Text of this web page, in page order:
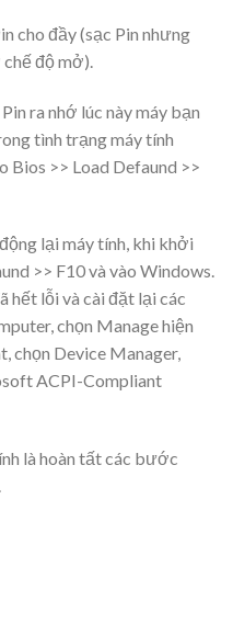
cho đầy (sạc Pin nhưng
độ mở).
ra nhớ lúc này máy bạn
tình trạng máy tính
Bios >> Load Defaund >>
lại máy tính, khi khởi
>> F10 và vào Windows.
hết lỗi và cài đặt lại các
chọn Manage hiện
chọn Device Manager,
ACPI-Compliant
là hoàn tất các bước